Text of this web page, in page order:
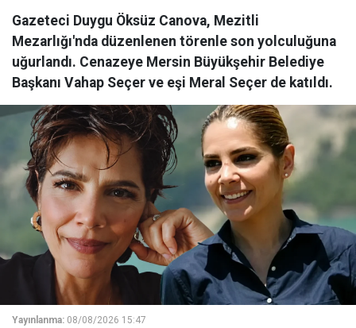
Gazeteci Duygu Öksüz Canova, Mezitli
Mezarlığı'nda düzenlenen törenle son yolculuğuna
uğurlandı. Cenazeye Mersin Büyükşehir Belediye
Başkanı Vahap Seçer ve eşi Meral Seçer de katıldı.
Yayınlanma: 08/08/2026 15:47